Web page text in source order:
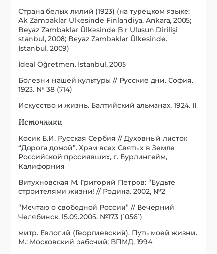
Страна белых лилий (1923) (на турецком языке:
Ak Zambaklar Ülkesinde Finlandiya. Ankara, 2005;
Beyaz Zambaklar Ülkesinde Bir Ulusun Dirilişi
stanbul, 2008; Beyaz Zambaklar Ülkesinde.
İstanbul, 2009)
İdeal Öğretmen. İstanbul, 2005
Болезни нашей культуры // Русские дни. София.
1923. № 38 (714)
Искусство и жизнь. Балтийский альманах. 1924. II
Источники
Косик В.И. Русская Сербия // Духовный листок
“Дорога домой”. Храм всех Святых в Земле
Российской просиявших, г. Бурлингейм,
Калифорния
Витухновская М. Григорий Петров: “Будьте
строителями жизни! // Родина. 2002, №2
“Мечтаю о свободной России” // Вечерний
Челябинск. 15.09.2006. №173 (10561)
митр. Евлогий (Георгиевский). Путь моей жизни.
М.: Московский рабочий; ВПМД, 1994